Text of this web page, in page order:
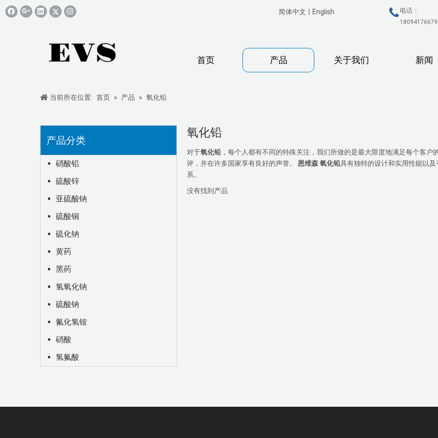
简体中文 English 电话：
18094176679
首页 产品 关于我们 新闻
当前所在位置: 首页 » 产品 » 氧化铅
产品分类
硝酸铅
硫酸锌
亚硫酸钠
硫酸铜
硫化钠
黄药
黑药
氢氧化钠
硫酸钠
氟化氢铵
硝酸
氢氟酸
氧化铅
对于氧化铅 ，每个人都有不同的特殊关注，我们所做的是最大限度地满足每个客户
评，并在许多国家享有良好的声誉。 恩维森氧化铅具有独特的设计和实用性能以
系。
没有找到产品